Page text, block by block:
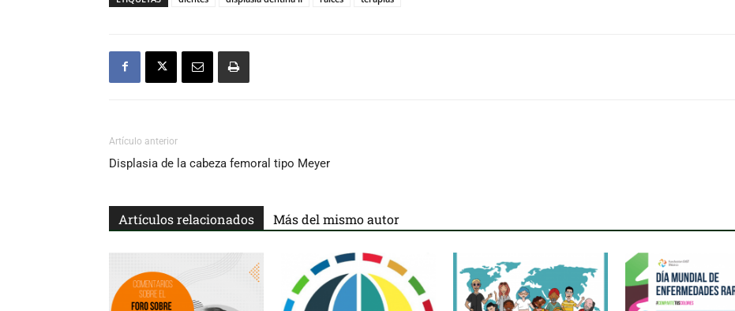
Artículo anterior
Displasia de la cabeza femoral tipo Meyer
Artículos relacionados Más del mismo autor